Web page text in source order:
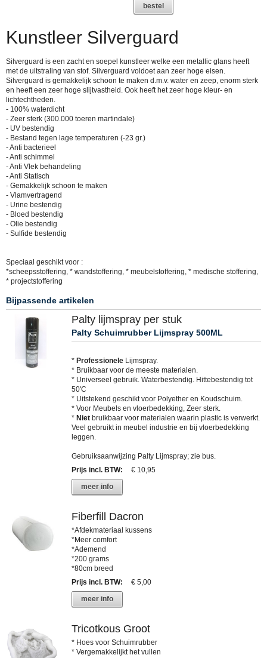
bestel
Kunstleer Silverguard
Silverguard is een zacht en soepel kunstleer welke een metallic glans heeft
met de uitstraling van stof. Silverguard voldoet aan zeer hoge eisen.
Silverguard is gemakkelijk schoon te maken d.m.v. water en zeep, enorm sterk
en heeft een zeer hoge slijtvastheid. Ook heeft het zeer hoge kleur- en
lichtechtheden.
- 100% waterdicht
- Zeer sterk (300.000 toeren martindale)
- UV bestendig
- Bestand tegen lage temperaturen (-23 gr.)
- Anti bacterieel
- Anti schimmel
- Anti Vlek behandeling
- Anti Statisch
- Gemakkelijk schoon te maken
- Vlamvertragend
- Urine bestendig
- Bloed bestendig
- Olie bestendig
- Sulfide bestendig
Speciaal geschikt voor :
*scheepsstoffering, * wandstoffering, * meubelstoffering, * medische stoffering,
* projectstoffering
Bijpassende artikelen
Palty lijmspray per stuk
Palty Schuimrubber Lijmspray 500ML
* Professionele Lijmspray.
* Bruikbaar voor de meeste materialen.
* Universeel gebruik. Waterbestendig. Hittebestendig tot
50'C
* Uitstekend geschikt voor Polyether en Koudschuim.
* Voor Meubels en vloerbedekking, Zeer sterk.
* Niet bruikbaar voor materialen waarin plastic is verwerkt.
Veel gebruikt in meubel industrie en bij vloerbedekking
leggen.
Gebruiksaanwijzing Palty Lijmspray; zie bus.
Prijs incl. BTW:
€ 10,95
meer info
Fiberfill Dacron
*Afdekmateriaal kussens
*Meer comfort
*Ademend
*200 grams
*80cm breed
Prijs incl. BTW:
€ 5,00
meer info
Tricotkous Groot
* Hoes voor Schuimrubber
* Vergemakkelijkt het vullen